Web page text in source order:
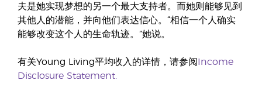
夫是她实现梦想的另一个最大支持者。而她则能够见到
其他人的潜能，并向他们表达信心。“相信一个人确实
能够改变这个人的生命轨迹。”她说。
有关Young Living平均收入的详情，请参阅 Income
Disclosure Statement.